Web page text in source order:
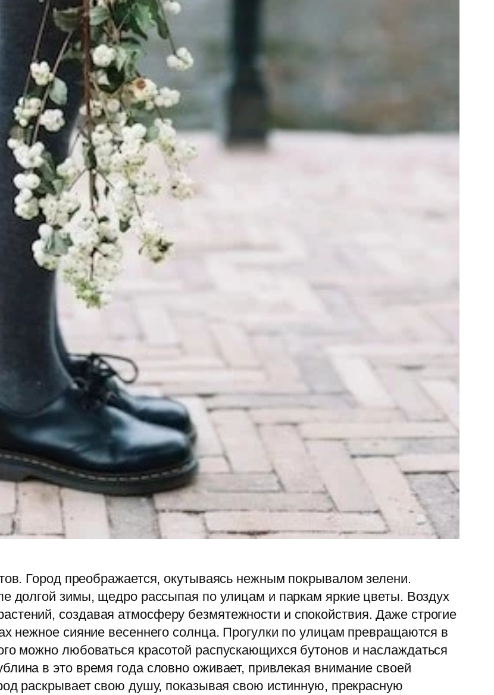
Город преображается, окутываясь нежным покрывалом зелени.
долгой зимы, щедро рассыпая по улицам и паркам яркие цветы. Воздух
создавая атмосферу безмятежности и спокойствия. Даже строгие
нежное сияние весеннего солнца. Прогулки по улицам превращаются в
можно любоваться красотой распускающихся бутонов и наслаждаться
в это время года словно оживает, привлекая внимание своей
раскрывает свою душу, показывая свою истинную, прекрасную